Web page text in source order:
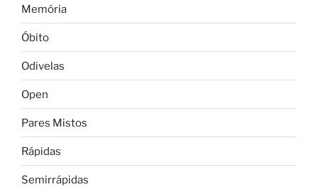
Memória
Óbito
Odivelas
Open
Pares Mistos
Rápidas
Semirrápidas